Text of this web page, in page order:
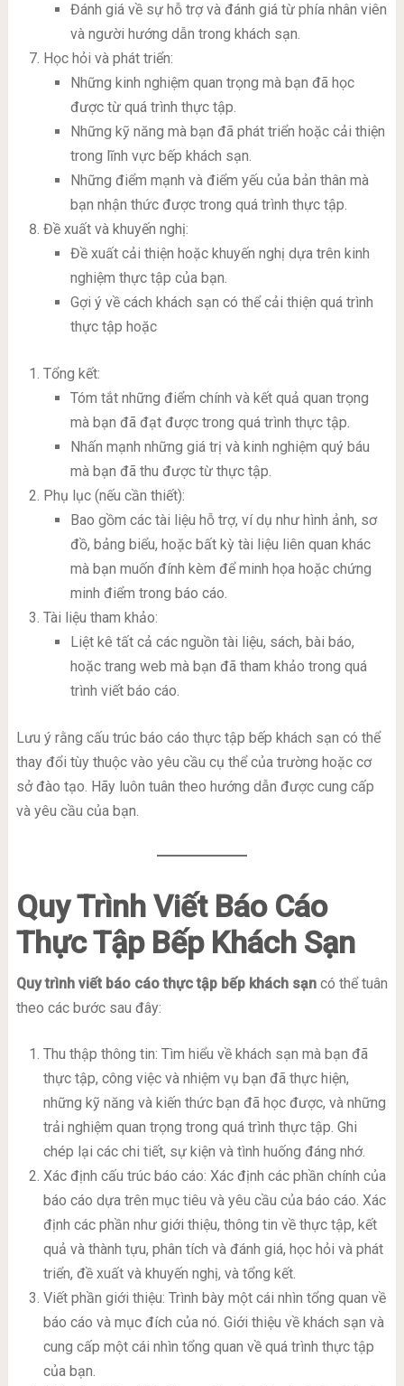
Đánh giá về sự hỗ trợ và đánh giá từ phía nhân viên
và người hướng dẫn trong khách sạn.
Học hỏi và phát triển:
Những kinh nghiệm quan trọng mà bạn đã học
được từ quá trình thực tập.
Những kỹ năng mà bạn đã phát triển hoặc cải thiện
trong lĩnh vực bếp khách sạn.
Những điểm mạnh và điểm yếu của bản thân mà
bạn nhận thức được trong quá trình thực tập.
Đề xuất và khuyến nghị:
Đề xuất cải thiện hoặc khuyến nghị dựa trên kinh
nghiệm thực tập của bạn.
Gợi ý về cách khách sạn có thể cải thiện quá trình
thực tập hoặc
Tổng kết:
Tóm tắt những điểm chính và kết quả quan trọng
mà bạn đã đạt được trong quá trình thực tập.
Nhấn mạnh những giá trị và kinh nghiệm quý báu
mà bạn đã thu được từ thực tập.
Phụ lục (nếu cần thiết):
Bao gồm các tài liệu hỗ trợ, ví dụ như hình ảnh, sơ
đồ, bảng biểu, hoặc bất kỳ tài liệu liên quan khác
mà bạn muốn đính kèm để minh họa hoặc chứng
minh điểm trong báo cáo.
Tài liệu tham khảo:
Liệt kê tất cả các nguồn tài liệu, sách, bài báo,
hoặc trang web mà bạn đã tham khảo trong quá
trình viết báo cáo.
Lưu ý rằng cấu trúc báo cáo thực tập bếp khách sạn có thể
thay đổi tùy thuộc vào yêu cầu cụ thể của trường hoặc cơ
sở đào tạo. Hãy luôn tuân theo hướng dẫn được cung cấp
và yêu cầu của bạn.
Quy Trình Viết Báo Cáo
Thực Tập Bếp Khách Sạn
Quy trình viết báo cáo thực tập bếp khách sạncó thể tuân
theo các bước sau đây:
Thu thập thông tin: Tìm hiểu về khách sạn mà bạn đã
thực tập, công việc và nhiệm vụ bạn đã thực hiện,
những kỹ năng và kiến thức bạn đã học được, và những
trải nghiệm quan trọng trong quá trình thực tập. Ghi
chép lại các chi tiết, sự kiện và tình huống đáng nhớ.
Xác định cấu trúc báo cáo: Xác định các phần chính của
báo cáo dựa trên mục tiêu và yêu cầu của báo cáo. Xác
định các phần như giới thiệu, thông tin về thực tập, kết
quả và thành tựu, phân tích và đánh giá, học hỏi và phát
triển, đề xuất và khuyến nghị, và tổng kết.
Viết phần giới thiệu: Trình bày một cái nhìn tổng quan về
báo cáo và mục đích của nó. Giới thiệu về khách sạn và
cung cấp một cái nhìn tổng quan về quá trình thực tập
của bạn.